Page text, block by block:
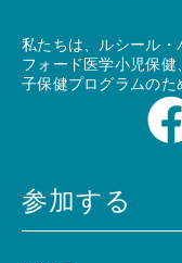
私たちは、ルシール
フォード医学小児保
子保健プログラムのた
参加する